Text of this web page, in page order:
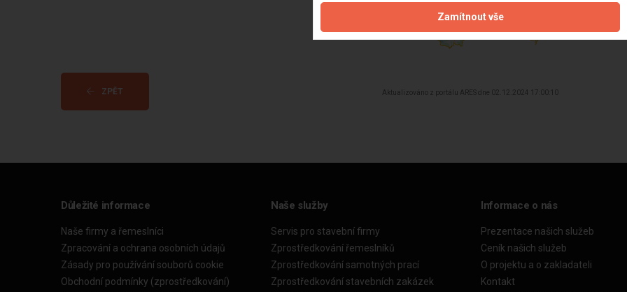
ZPĚT Aktualizováno z portálu ARES dne 02.12.2024 17:00:10
Důležité informace
Naše firmy a řemeslníci
Zpracování a ochrana osobních údajů
Zásady pro používání souborů cookie
Obchodní podmínky (zprostředkování)
Naše služby
Servis pro stavební firmy
Zprostředkování řemeslníků
Zprostředkování samotných prací
Zprostředkování stavebních zakázek
Informace o nás
Prezentace našich služeb
Ceník našich služeb
O projektu a o zakladateli
Kontakt
Zamítnout vše